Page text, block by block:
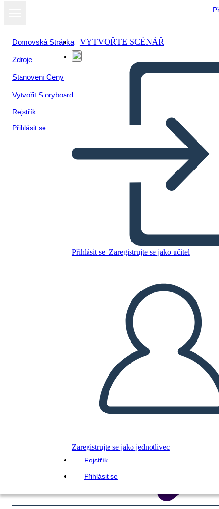
Domovská Stránka
Zdroje
Stanovení Ceny
Vytvořit Storyboard
Rejstřík
Přihlásit se
VYTVOŘTE SCÉNÁŘ
Přihlásit se Zaregistrujte se jako učitel
Zaregistrujte se jako jednotlivec
Rejstřík
Přihlásit se
Zkopírujte tento scénář
PŘEHRÁT PREZENTACI
PŘEČTI MI
Zobrazit jako
prezentaci